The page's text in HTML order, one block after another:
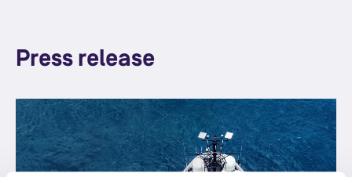
Press release